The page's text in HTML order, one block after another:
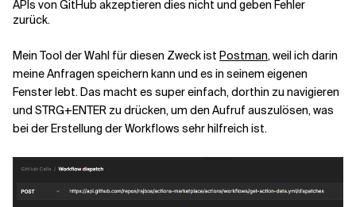
APIs von GitHub akzeptieren dies nicht und geben Fehler
zurück.
Mein Tool der Wahl für diesen Zweck ist Postman, weil ich darin
meine Anfragen speichern kann und es in seinem eigenen
Fenster lebt. Das macht es super einfach, dorthin zu navigieren
und STRG+ENTER zu drücken, um den Aufruf auszulösen, was
bei der Erstellung der Workflows sehr hilfreich ist.